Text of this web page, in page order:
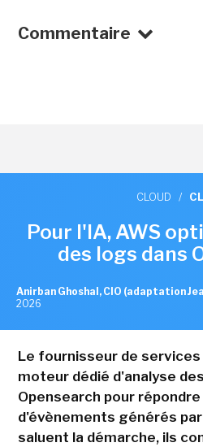
Commentaire
CLOUD /
Pour l'IA, AWS
des logs dans
Anirban Ghoshal, CIO (adaptation
2026
Le fournisseur de services
moteur dédié d'analyse
Opensearch pour
d'évènements générés
saluent la démarche, ils